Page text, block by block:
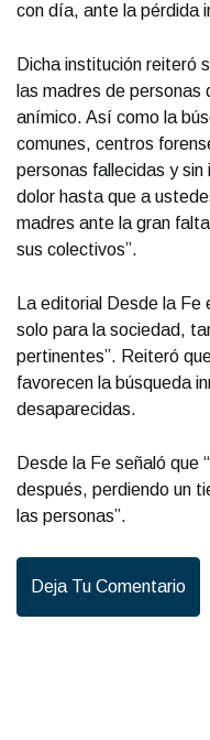
con día, ante la pérdida
Dicha institución reiteró
las madres de
anímico. Así como la
comunes, centros
personas fallecidas y
dolor hasta que a
madres ante la gran
sus colectivos”.
La editorial Desde la
solo para la sociedad,
pertinentes”. Reiteró
favorecen la búsqueda
desaparecidas.
Desde la Fe señaló que
después, perdiendo un
las personas”.
Deja Tu Comentario